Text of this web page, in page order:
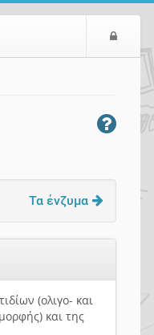
Τα ένζυμα
(ολιγο- και
και της